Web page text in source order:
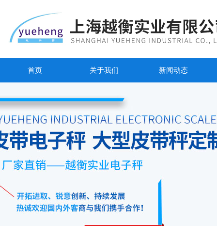
首页 关于我们 新闻动态